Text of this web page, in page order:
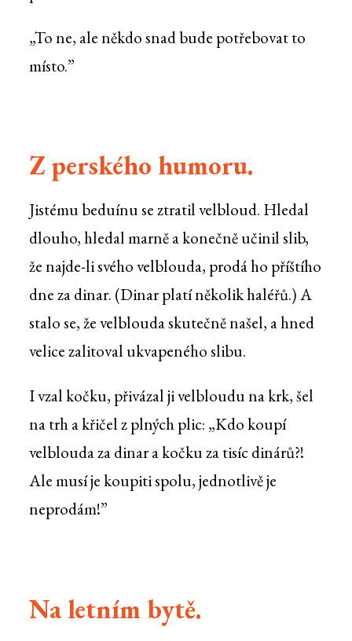
„To ne, ale někdo snad bude potřebovat to
místo.”
Z perského humoru.
Jistému beduínu se ztratil velbloud. Hledal
dlouho, hledal marně a konečně učinil slib,
že najde-li svého velblouda, prodá ho příštího
dne za dinar. (Dinar platí několik haléřů.) A
stalo se, že velblouda skutečně našel, a hned
velice zalitoval ukvapeného slibu.
I vzal kočku, přivázal ji velbloudu na krk, šel
na trh a křičel z plných plic: „Kdo koupí
velblouda za dinar a kočku za tisíc dinárů?!
Ale musí je koupiti spolu, jednotlivě je
neprodám!”
Na letním bytě.